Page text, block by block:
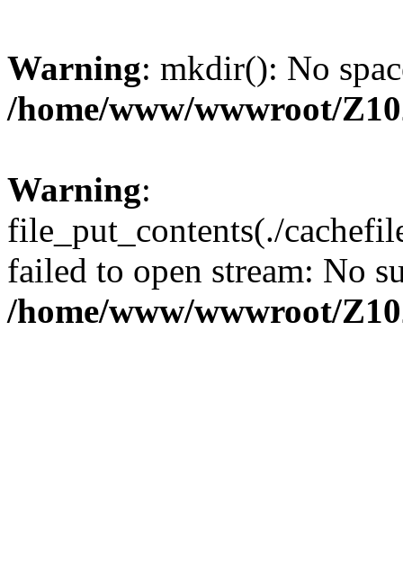
Warning: mkdir(): No
/home/www/wwwroot/
Warning:
file_put_contents(./
failed to open stream: No
/home/www/wwwroot/